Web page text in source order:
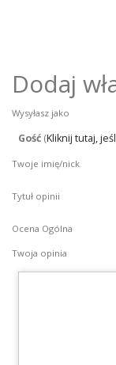
Dodaj
Wysyłasz jako
Gość (Kliknij tutaj,
Twoje imię/nick
Tytuł opinii
Ocena Ogólna
Twoja opinia